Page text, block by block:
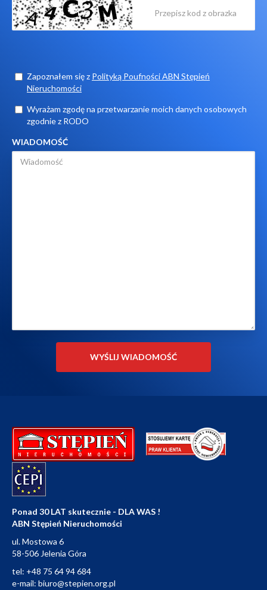
Zapoznałem się z Polityką Poufności ABN Stępień
Nieruchomości
Wyrażam zgodę na przetwarzanie moich danych osobowych
zgodnie z RODO
WIADOMOŚĆ
Ponad 30 LAT skutecznie - DLA WAS !
ABN Stępień Nieruchomości
ul. Mostowa 6
58-506 Jelenia Góra
tel: +48 75 64 94 684
e-mail: biuro@stepien.org.pl